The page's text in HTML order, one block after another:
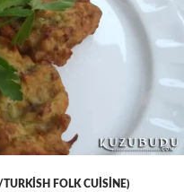
FOLK CUISINE)